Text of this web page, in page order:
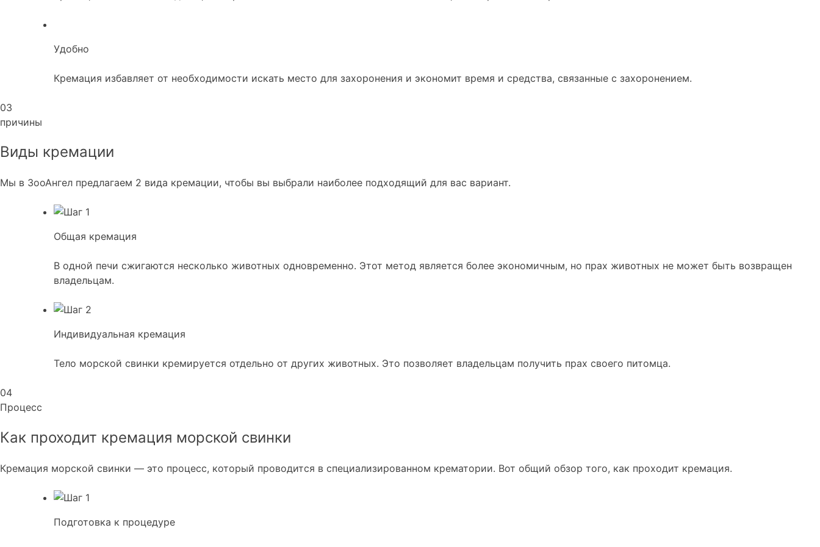
Удобно
Кремация избавляет от необходимости искать место для захоронения и экономит время и средства, связанные с захоронением.
03
причины
Виды кремации
Мы в ЗооАнгел предлагаем 2 вида кремации, чтобы вы выбрали наиболее подходящий для вас вариант.
Общая кремация
В одной печи сжигаются несколько животных одновременно. Этот метод является более экономичным, но прах животных не может быть возвращен
владельцам.
Индивидуальная кремация
Тело морской свинки кремируется отдельно от других животных. Это позволяет владельцам получить прах своего питомца.
04
Процесс
Как проходит кремация морской свинки
Кремация морской свинки — это процесс, который проводится в специализированном крематории. Вот общий обзор того, как проходит кремация.
Подготовка к процедуре